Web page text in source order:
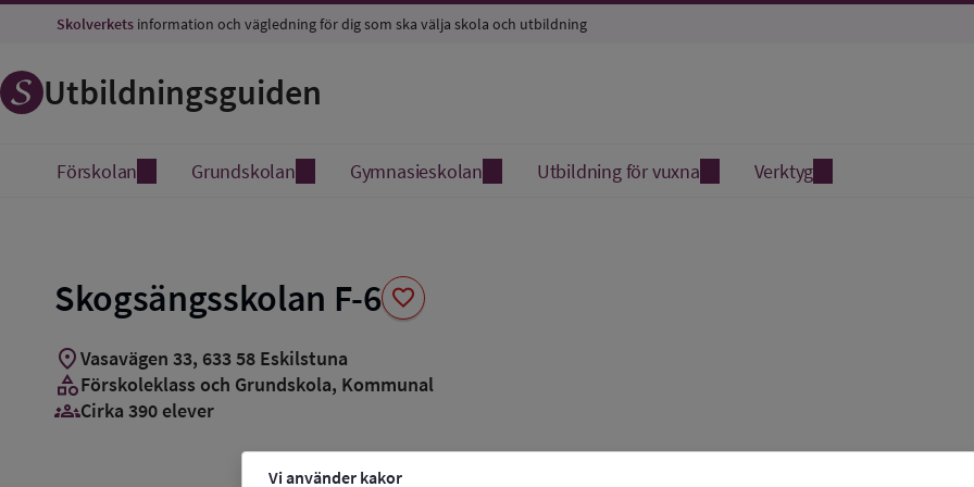
Vi använder kakor
Skolverkets information och vägledning för dig som ska välja skola och utbildning
Utbildningsguiden
Förskolan Grundskolan Gymnasieskolan Utbildning för vuxna Verktyg
Skogsängsskolan F-6 favorite
Spara
location_onVasavägen 33, 63358 Eskilstuna
categoryFörskoleklass och Grundskola, Kommunal
groups_3Cirka 390 elever